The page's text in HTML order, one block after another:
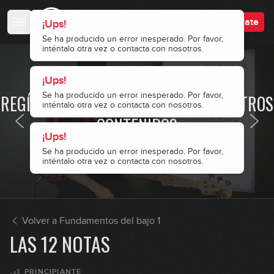
¡Ups!
Se ha producido un error inesperado. Por favor,
inténtalo otra vez o contacta con nosotros.
¡Ups!
Se ha producido un error inesperado. Por favor,
inténtalo otra vez o contacta con nosotros.
¡Ups!
Se ha producido un error inesperado. Por favor,
inténtalo otra vez o contacta con nosotros.
Regístrate
REGÍSTRATE Y ACCEDE A TODOS NUESTROS
CONTENIDOS
Accede Regístrate
Volver a Fundamentos del bajo 1
LAS 12 NOTAS
PRINCIPIANTE